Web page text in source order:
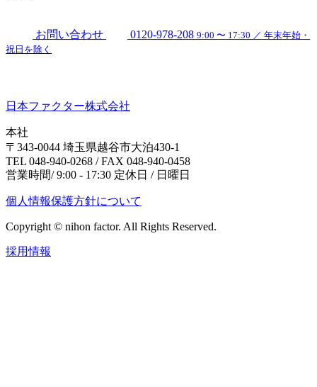
お問い合わせ 0120-978-208 9:00 〜 17:30 ／ 年末年始・
祝日を除く
日本ファクター株式会社
本社
〒343-0044 埼玉県越谷市大泊430-1
TEL 048-940-0268 / FAX 048-940-0458
営業時間/ 9:00 - 17:30 定休日 / 日曜日
個人情報保護方針について
Copyright © nihon factor. All Rights Reserved.
採用情報